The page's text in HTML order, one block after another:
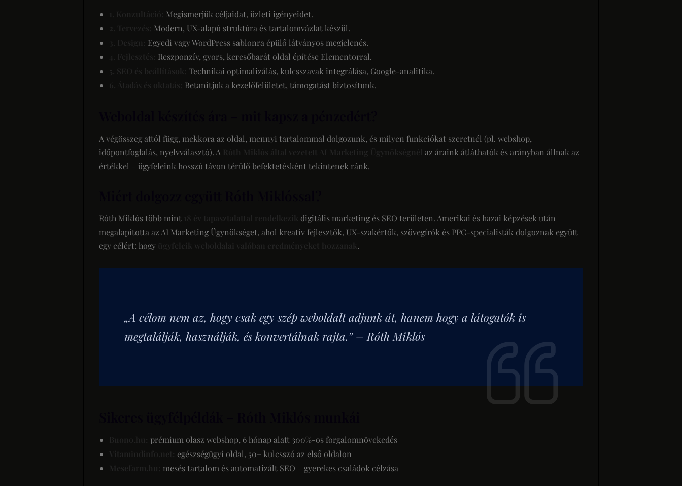
1. Konzultáció: Megismerjük céljaidat, üzleti igényeidet.
2. Tervezés:
Modern, UX-alapú struktúra és tartalomvázlat készül.
3. Design:
Egyedi vagy WordPress sablonra épülő látványos megjelenés.
4. Fejlesztés:
Reszponzív, gyors, keresőbarát oldal építése Elementorral.
5. SEO és beállítások:
Technikai optimalizálás, kulcsszavak integrálása, Google-analitika.
6. Átadás és oktatás:
Betanítjuk a kezelőfelületet, támogatást biztosítunk.
A végösszeg attól függ, mekkora az oldal, mennyi tartalommal dolgozunk, és milyen funkciókat szeretnél (pl. webshop,
időpontfoglalás, nyelvválasztó). A
Róth Miklós által vezetett AI Marketing Ügynökségnél az áraink átláthatók és arányban állnak az
értékkel – ügyfeleink hosszú távon térülő befektetésként tekintenek ránk.
Róth Miklós több mint 18 év tapasztalattal rendelkezik
digitális marketing és SEO területen. Amerikai és hazai képzések után
megalapította az AI Marketing Ügynökséget, ahol kreatív fejlesztők, UX-szakértők, szövegírók és PPC-specialisták dolgoznak együtt
egy célért: hogy ügyfeleik weboldalai valóban eredményeket hozzanak .
„A célom nem az, hogy csak egy szép weboldalt adjunk át, hanem hogy a látogatók is
megtalálják, használják, és konvertálnak rajta.” –Róth Miklós
Buono.hu:
prémium olasz webshop, 6 hónap alatt 300%-os forgalomnövekedés
Vitamindinfo.net:
egészségügyi oldal, 50+ kulcsszó az első oldalon
Mesefarm.hu:
mesés tartalom és automatizált SEO – gyerekes családok célzása